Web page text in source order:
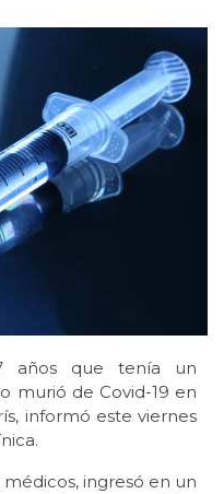
años que tenía un
murió de Covid-19 en
informó este viernes
ingresó en un